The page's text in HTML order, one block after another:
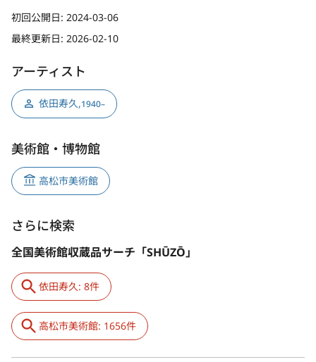
初回公開日: 2024-03-06
最終更新日: 2026-02-10
アーティスト
依田寿久,1940–
美術館・博物館
高松市美術館
さらに検索
全国美術館収蔵品サーチ「SHŪZŌ」
依田寿久: 8件
高松市美術館: 1656件